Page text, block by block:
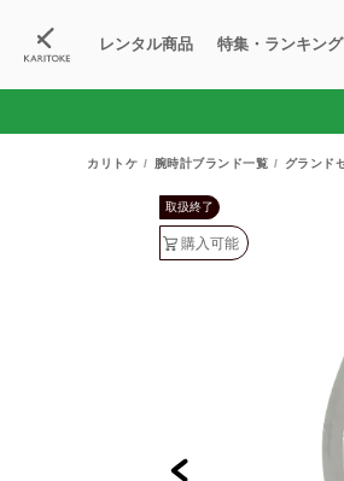
レンタル商品 特集・ランキング
カリトケ 腕時計ブランド一覧 グランド
取扱終了
購入可能